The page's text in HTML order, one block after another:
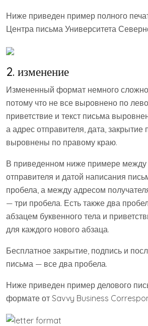
Ниже приведен пример полного
Центра письма Университета
2. изменение
Измененный формат немного сложно
потому что не все выровнено по
приветствие и текст письма
а адрес отправителя, дата, закрытие
выровнены по правому краю.
В приведенном ниже примере между
отправителя и датой написания
пробела, а между адресом
— три пробела. Есть также два
абзацем буквенного тела и
для каждого нового абзаца.
Бесплатное закрытие, подпись и
письма — все два пробела.
Ниже приведен пример делового
формате от Savvy Business